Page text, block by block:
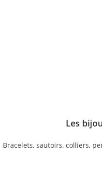
Les
Bracelets, sautoirs, colliers,